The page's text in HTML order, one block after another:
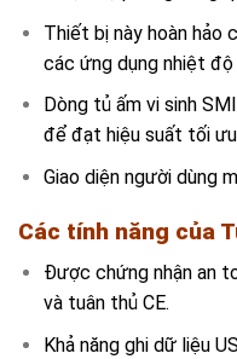
Thiết bị này hoàn hảo
các ứng dụng nhiệt độ
Dòng tủ ấm vi sinh
để đạt hiệu suất tối
Giao diện người dùng
Các tính năng của
Được chứng nhận an
và tuân thủ CE.
Khả năng ghi dữ liệu